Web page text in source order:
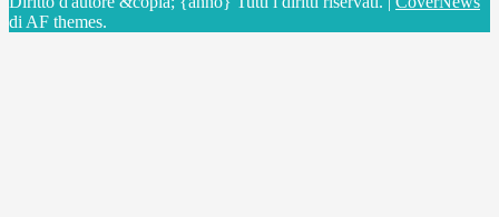
di AF themes.